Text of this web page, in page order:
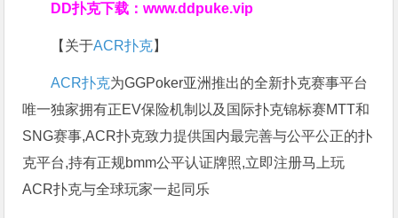
DD扑克下载：www.ddpuke.vip
【关于ACR扑克】
ACR扑克为GGPoker亚洲推出的全新扑克赛事平台
唯一独家拥有正EV保险机制以及国际扑克锦标赛MTT和
SNG赛事,ACR扑克致力提供国内最完善与公平公正的扑
克平台,持有正规bmm公平认证牌照,立即注册马上玩
ACR扑克与全球玩家一起同乐